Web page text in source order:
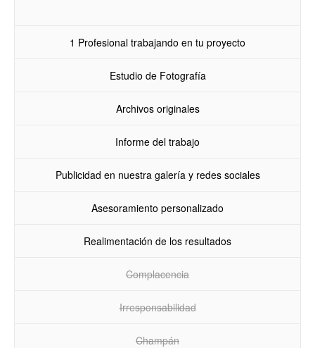
1 Profesional trabajando en tu proyecto
Estudio de Fotografía
Archivos originales
Informe del trabajo
Publicidad en nuestra galería y redes sociales
Asesoramiento personalizado
Realimentación de los resultados
Complacencia
Irresponsabilidad
Champán